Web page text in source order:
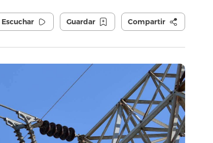
Escuchar Guardar Compartir